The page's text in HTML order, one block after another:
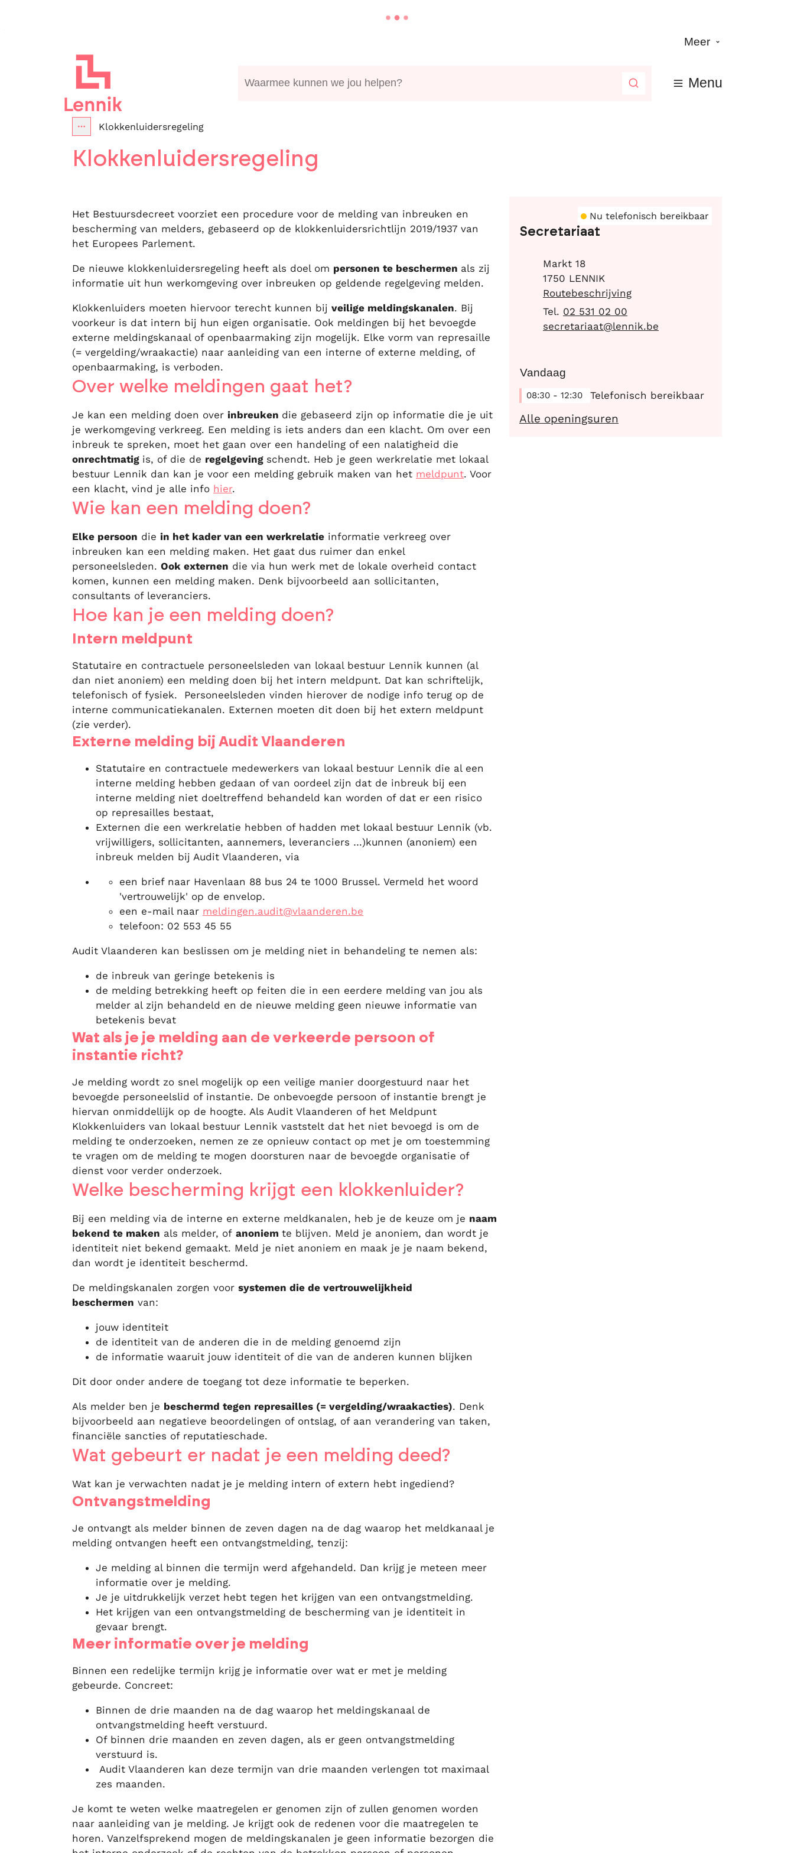
Meer
Lennik
Waarmee kunnen we jou helpen?
Zoeken Menu
Toon alle broodkruimel items
Klokkenluidersregeling
Klokkenluidersregeling
Het Bestuursdecreet voorziet een procedure voor de melding van inbreuken en
bescherming van melders, gebaseerd op de klokkenluidersrichtlijn 2019/1937 van
het Europees Parlement.
De nieuwe klokkenluidersregeling heeft als doel om personen te beschermen als zij
informatie uit hun werkomgeving over inbreuken op geldende regelgeving melden.
Klokkenluiders moeten hiervoor terecht kunnen bij veilige meldingskanalen. Bij
voorkeur is dat intern bij hun eigen organisatie. Ook meldingen bij het bevoegde
externe meldingskanaal of openbaarmaking zijn mogelijk. Elke vorm van represaille
(= vergelding/wraakactie) naar aanleiding van een interne of externe melding, of
openbaarmaking, is verboden.
Over welke meldingen gaat het?
Je kan een melding doen over inbreuken die gebaseerd zijn op informatie die je uit
je werkomgeving verkreeg. Een melding is iets anders dan een klacht. Om over een
inbreuk te spreken, moet het gaan over een handeling of een nalatigheid die
onrechtmatig is, of die de regelgeving schendt. Heb je geen werkrelatie met lokaal
bestuur Lennik dan kan je voor een melding gebruik maken van het meldpunt. Voor
een klacht, vind je alle info hier.
Wie kan een melding doen?
Elke persoon die in het kader van een werkrelatie informatie verkreeg over
inbreuken kan een melding maken. Het gaat dus ruimer dan enkel
personeelsleden. Ook externen die via hun werk met de lokale overheid contact
komen, kunnen een melding maken. Denk bijvoorbeeld aan sollicitanten,
consultants of leveranciers.
Hoe kan je een melding doen?
Intern meldpunt
Statutaire en contractuele personeelsleden van lokaal bestuur Lennik kunnen (al
dan niet anoniem) een melding doen bij het intern meldpunt. Dat kan schriftelijk,
telefonisch of fysiek. Personeelsleden vinden hierover de nodige info terug op de
interne communicatiekanalen. Externen moeten dit doen bij het extern meldpunt
(zie verder).
Externe melding bij Audit Vlaanderen
Statutaire en contractuele medewerkers van lokaal bestuur Lennik die al een
interne melding hebben gedaan of van oordeel zijn dat de inbreuk bij een
interne melding niet doeltreffend behandeld kan worden of dat er een risico
op represailles bestaat,
Externen die een werkrelatie hebben of hadden met lokaal bestuur Lennik (vb.
vrijwilligers, sollicitanten, aannemers, leveranciers …)kunnen (anoniem) een
inbreuk melden bij Audit Vlaanderen, via
een brief naar Havenlaan 88 bus 24 te 1000 Brussel. Vermeld het woord
'vertrouwelijk' op de envelop.
een e-mail naar meldingen.audit@vlaanderen.be
telefoon: 02 553 45 55
Audit Vlaanderen kan beslissen om je melding niet in behandeling te nemen als:
de inbreuk van geringe betekenis is
de melding betrekking heeft op feiten die in een eerdere melding van jou als
melder al zijn behandeld en de nieuwe melding geen nieuwe informatie van
betekenis bevat
Wat als je je melding aan de verkeerde persoon of
instantie richt?
Je melding wordt zo snel mogelijk op een veilige manier doorgestuurd naar het
bevoegde personeelslid of instantie. De onbevoegde persoon of instantie brengt je
hiervan onmiddellijk op de hoogte. Als Audit Vlaanderen of het Meldpunt
Klokkenluiders van lokaal bestuur Lennik vaststelt dat het niet bevoegd is om de
melding te onderzoeken, nemen ze ze opnieuw contact op met je om toestemming
te vragen om de melding te mogen doorsturen naar de bevoegde organisatie of
dienst voor verder onderzoek.
Welke bescherming krijgt een klokkenluider?
Bij een melding via de interne en externe meldkanalen, heb je de keuze om je naam
bekend te maken als melder, of anoniem te blijven. Meld je anoniem, dan wordt je
identiteit niet bekend gemaakt. Meld je niet anoniem en maak je je naam bekend,
dan wordt je identiteit beschermd.
De meldingskanalen zorgen voor systemen die de vertrouwelijkheid
beschermen van:
jouw identiteit
de identiteit van de anderen die in de melding genoemd zijn
de informatie waaruit jouw identiteit of die van de anderen kunnen blijken
Dit door onder andere de toegang tot deze informatie te beperken.
Als melder ben je beschermd tegen represailles (= vergelding/wraakacties). Denk
bijvoorbeeld aan negatieve beoordelingen of ontslag, of aan verandering van taken,
financiële sancties of reputatieschade.
Wat gebeurt er nadat je een melding deed?
Wat kan je verwachten nadat je je melding intern of extern hebt ingediend?
Ontvangstmelding
Je ontvangt als melder binnen de zeven dagen na de dag waarop het meldkanaal je
melding ontvangen heeft een ontvangstmelding, tenzij:
Je melding al binnen die termijn werd afgehandeld. Dan krijg je meteen meer
informatie over je melding.
Je je uitdrukkelijk verzet hebt tegen het krijgen van een ontvangstmelding.
Het krijgen van een ontvangstmelding de bescherming van je identiteit in
gevaar brengt.
Meer informatie over je melding
Binnen een redelijke termijn krijg je informatie over wat er met je melding
gebeurde. Concreet:
Binnen de drie maanden na de dag waarop het meldingskanaal de
ontvangstmelding heeft verstuurd.
Of binnen drie maanden en zeven dagen, als er geen ontvangstmelding
verstuurd is.
Audit Vlaanderen kan deze termijn van drie maanden verlengen tot maximaal
zes maanden.
Je komt te weten welke maatregelen er genomen zijn of zullen genomen worden
naar aanleiding van je melding. Je krijgt ook de redenen voor die maatregelen te
horen. Vanzelfsprekend mogen de meldingskanalen je geen informatie bezorgen die
Secretariaat
Nu telefonisch bereikbaar
AdresMarkt 18
,1750 LENNIK
Routebeschrijving
02 531 02 00
E-mailsecretariaat@lennik.be
Vandaag
08:30 - 12:30 Telefonisch bereikbaar
Alle openingsuren